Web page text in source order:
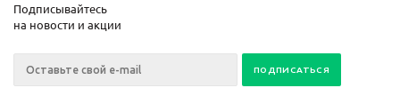
Подписывайтесь
на новости и акции